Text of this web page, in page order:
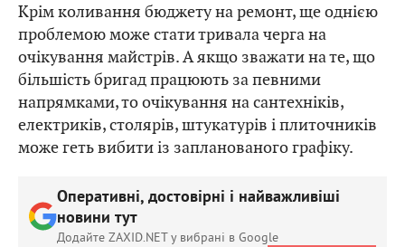
Крім коливання бюджету на ремонт, ще однією
проблемою може стати тривала черга на
очікування майстрів. А якщо зважати на те, що
більшість бригад працюють за певними
напрямками, то очікування на сантехніків,
електриків, столярів, штукатурів і плиточників
може геть вибити із запланованого графіку.
Оперативні, достовірні і найважливіші
новини тут
Додайте ZAXID.NET у вибрані в Google